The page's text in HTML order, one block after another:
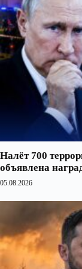
Налёт 700
объявлена
05.08.2026